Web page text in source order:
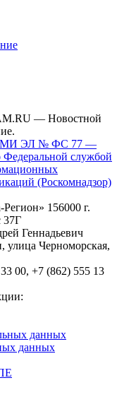
— Новостной
СМИ ЭЛ № ФС 77 —
Федеральной службой
(Роскомнадзор)
156000 г.
37Г
Геннадьевич
улица Черноморская,
00, +7 (862) 555 13
данных
данных